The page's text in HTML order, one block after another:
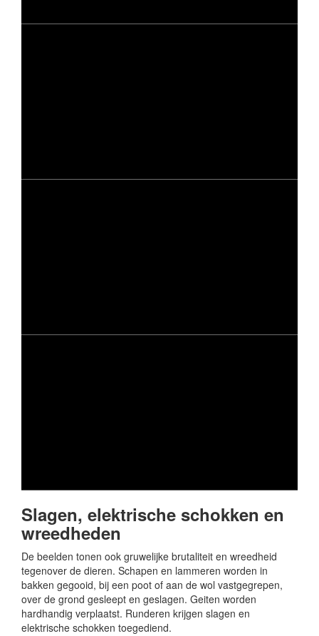
Slagen, elektrische schokken en
wreedheden
De beelden tonen ook gruwelijke brutaliteit en wreedheid
tegenover de dieren. Schapen en lammeren worden in
bakken gegooid, bij een poot of aan de wol vastgegrepen,
over de grond gesleept en geslagen. Geiten worden
hardhandig verplaatst. Runderen krijgen slagen en
elektrische schokken toegediend.